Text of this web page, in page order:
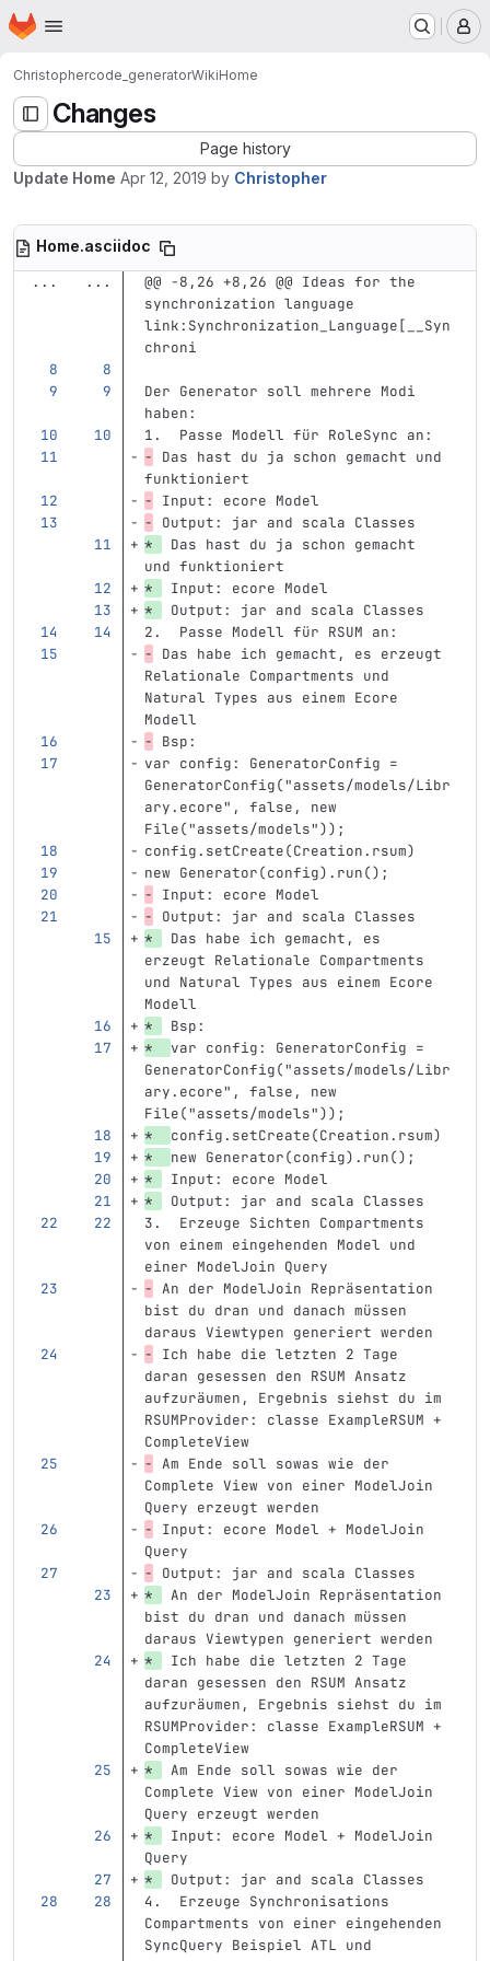
Skip to main content
Homepage
Christophercode_generatorWikiHome
Changes
Page history
Update Home Apr 12, 2019 by Christopher
Home.asciidoc
...
...
@@ -8,26 +8,26 @@ Ideas for the
synchronization language
link:Synchronization_Language[__Syn
chroni
Der Generator soll mehrere Modi
haben:
1.  Passe Modell für RoleSync an:
-
Das hast du ja schon gemacht und
funktioniert
-
Input: ecore Model
-
Output: jar and scala Classes
*
Das hast du ja schon gemacht
und funktioniert
*
Input: ecore Model
*
Output: jar and scala Classes
2.  Passe Modell für RSUM an:
-
Das habe ich gemacht, es erzeugt
Relationale Compartments und
Natural Types aus einem Ecore
Modell
-
Bsp:
var config: GeneratorConfig =
GeneratorConfig("assets/models/Libr
ary.ecore", false, new
File("assets/models"));
config.setCreate(Creation.rsum)
new Generator(config).run();
-
Input: ecore Model
-
Output: jar and scala Classes
*
Das habe ich gemacht, es
erzeugt Relationale Compartments
und Natural Types aus einem Ecore
Modell
*
Bsp:
* var config: GeneratorConfig =
GeneratorConfig("assets/models/Libr
ary.ecore", false, new
File("assets/models"));
* config.setCreate(Creation.rsum)
* new Generator(config).run();
*
Input: ecore Model
*
Output: jar and scala Classes
3.  Erzeuge Sichten Compartments
von einem eingehenden Model und
einer ModelJoin Query
- An der ModelJoin Repräsentation
bist du dran und danach müssen
daraus Viewtypen generiert werden
-
Ich habe die letzten 2 Tage
daran gesessen den RSUM Ansatz
aufzuräumen, Ergebnis siehst du im
RSUMProvider: classe ExampleRSUM +
CompleteView
- Am Ende soll sowas wie der
Complete View von einer ModelJoin
Query erzeugt werden
-
Input: ecore Model + ModelJoin
Query
-
Output: jar and scala Classes
*
An der ModelJoin Repräsentation
bist du dran und danach müssen
daraus Viewtypen generiert werden
*
Ich habe die letzten 2 Tage
daran gesessen den RSUM Ansatz
aufzuräumen, Ergebnis siehst du im
RSUMProvider: classe ExampleRSUM +
CompleteView
*
Am Ende soll sowas wie der
Complete View von einer ModelJoin
Query erzeugt werden
*
Input: ecore Model + ModelJoin
Query
*
Output: jar and scala Classes
4.  Erzeuge Synchronisations
Compartments von einer eingehenden
SyncQuery Beispiel ATL und